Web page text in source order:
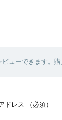
ューできます。
ドレス （必須）